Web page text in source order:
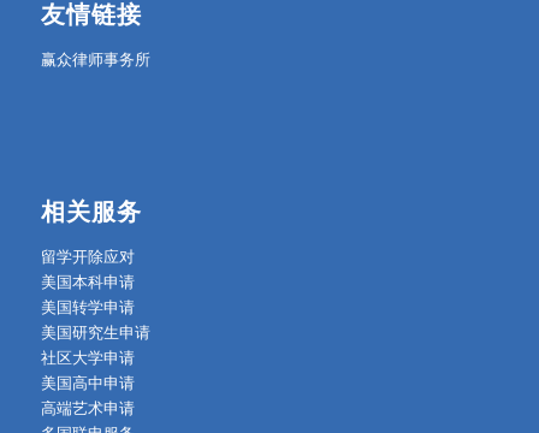
友情链接
赢众律师事务所
相关服务
留学开除应对
美国本科申请
美国转学申请
美国研究生申请
社区大学申请
美国高中申请
高端艺术申请